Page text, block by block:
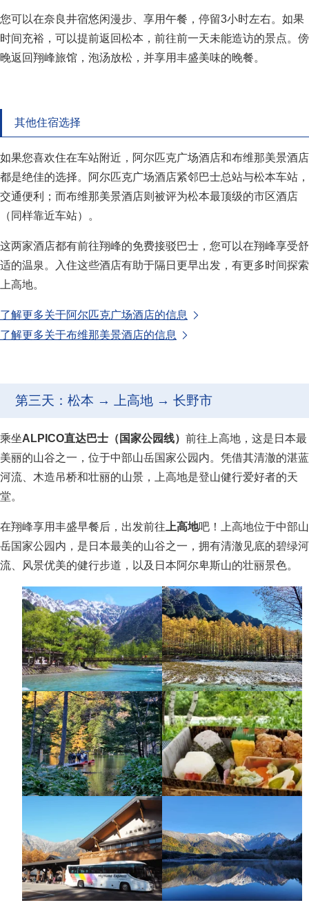
您可以在奈良井宿悠闲漫步、享用午餐，停留3小时左右。如果
时间充裕，可以提前返回松本，前往前一天未能造访的景点。傍
晚返回翔峰旅馆，泡汤放松，并享用丰盛美味的晚餐。
其他住宿选择
如果您喜欢住在车站附近，阿尔匹克广场酒店和布维那美景酒店
都是绝佳的选择。阿尔匹克广场酒店紧邻巴士总站与松本车站，
交通便利；而布维那美景酒店则被评为松本最顶级的市区酒店
（同样靠近车站）。
这两家酒店都有前往翔峰的免费接驳巴士，您可以在翔峰享受舒
适的温泉。入住这些酒店有助于隔日更早出发，有更多时间探索
上高地。
了解更多关于阿尔匹克广场酒店的信息
了解更多关于布维那美景酒店的信息
第三天：松本 → 上高地 → 长野市
乘坐ALPICO直达巴士（国家公园线） 前往上高地，这是日本最
美丽的山谷之一，位于中部山岳国家公园内。凭借其清澈的湛蓝
河流、木造吊桥和壮丽的山景，上高地是登山健行爱好者的天
堂。
在翔峰享用丰盛早餐后，出发前往 上高地吧！上高地位于中部山
岳国家公园内，是日本最美的山谷之一，拥有清澈见底的碧绿河
流、风景优美的健行步道，以及日本阿尔卑斯山的壮丽景色。